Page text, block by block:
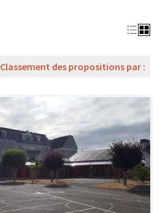
Classement des propositions par :